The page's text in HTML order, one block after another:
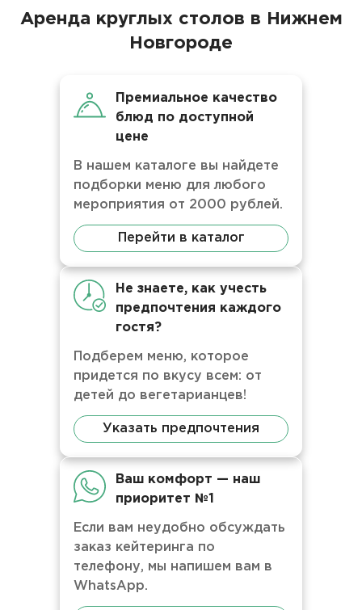
Аренда круглых столов в Нижнем
Новгороде
Премиальное качество
блюд по доступной
цене
В нашем каталоге вы найдете
подборки меню для любого
мероприятия от 2000 рублей.
Перейти в каталог
Не знаете, как учесть
предпочтения каждого
гостя?
Подберем меню, которое
придется по вкусу всем: от
детей до вегетарианцев!
Указать предпочтения
Ваш комфорт — наш
приоритет №1
Если вам неудобно обсуждать
заказ кейтеринга по
телефону, мы напишем вам в
WhatsApp.